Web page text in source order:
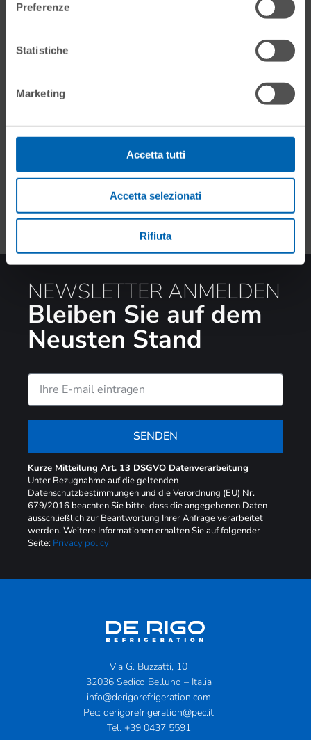
Preferenze
Statistiche
Marketing
Accetta tutti
Accetta selezionati
Rifiuta
NEWSLETTER ANMELDEN
Bleiben Sie auf dem
Neusten Stand
SENDEN
Kurze Mitteilung Art. 13 DSGVO Datenverarbeitung
Unter Bezugnahme auf die geltenden
Datenschutzbestimmungen und die Verordnung (EU) Nr.
679/2016 beachten Sie bitte, dass die angegebenen Daten
ausschließlich zur Beantwortung Ihrer Anfrage verarbeitet
werden. Weitere Informationen erhalten Sie auf folgender
Seite: Privacy policy
Via G. Buzzatti, 10
32036 Sedico Belluno – Italia
info@derigorefrigeration.com
Pec: derigorefrigeration@pec.it
Tel. +39 0437 5591